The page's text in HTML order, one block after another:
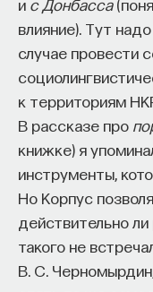
и с Донбасса
влияние). Тут
случае провести
к территориям
В рассказе про
книжке) я
инструменты,
Но Корпус
действительно
такого не
В. С.
загадочный еще
из
Игорь Петрович
мы попадаем в
действительно
современные
Дмитрий
все понятно,
одним и тем же,
деле, мягко
что между
и нами